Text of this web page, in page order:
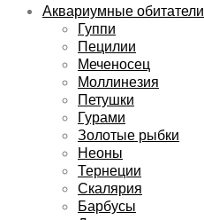
Аквариумные обитатели
Гуппи
Пецилии
Меченосец
Моллинезия
Петушки
Гурами
Золотые рыбки
Неоны
Тернеции
Скалярия
Барбусы